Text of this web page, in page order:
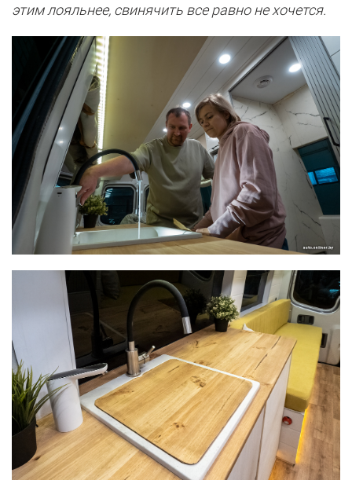
этим лояльнее, свинячить все равно не хочется.